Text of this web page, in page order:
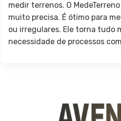
medir terrenos. O
muito precisa. É ótimo para
ou irregulares. Ele torna tudo
necessidade de processos